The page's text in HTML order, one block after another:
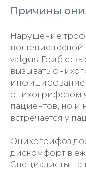
Причины
Нарушение
ношение тесной
valgus.
вызывать
инфицирование
онихогрифозом
пациентов, но и
встречается у
Онихогрифоз
дискомфорт в
Специалисты